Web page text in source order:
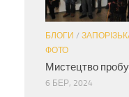
БЛОГИ /
ФОТО
Мистецтво
6 БЕР, 2024